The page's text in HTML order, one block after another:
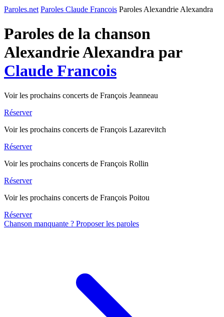
Paroles.net Paroles Claude Francois Paroles Alexandrie Alexandra
Paroles de la chanson
Alexandrie Alexandra par
Claude Francois
Voir les prochains concerts de François Jeanneau
Réserver
Voir les prochains concerts de François Lazarevitch
Réserver
Voir les prochains concerts de François Rollin
Réserver
Voir les prochains concerts de François Poitou
Réserver
Chanson manquante ? Proposer les paroles